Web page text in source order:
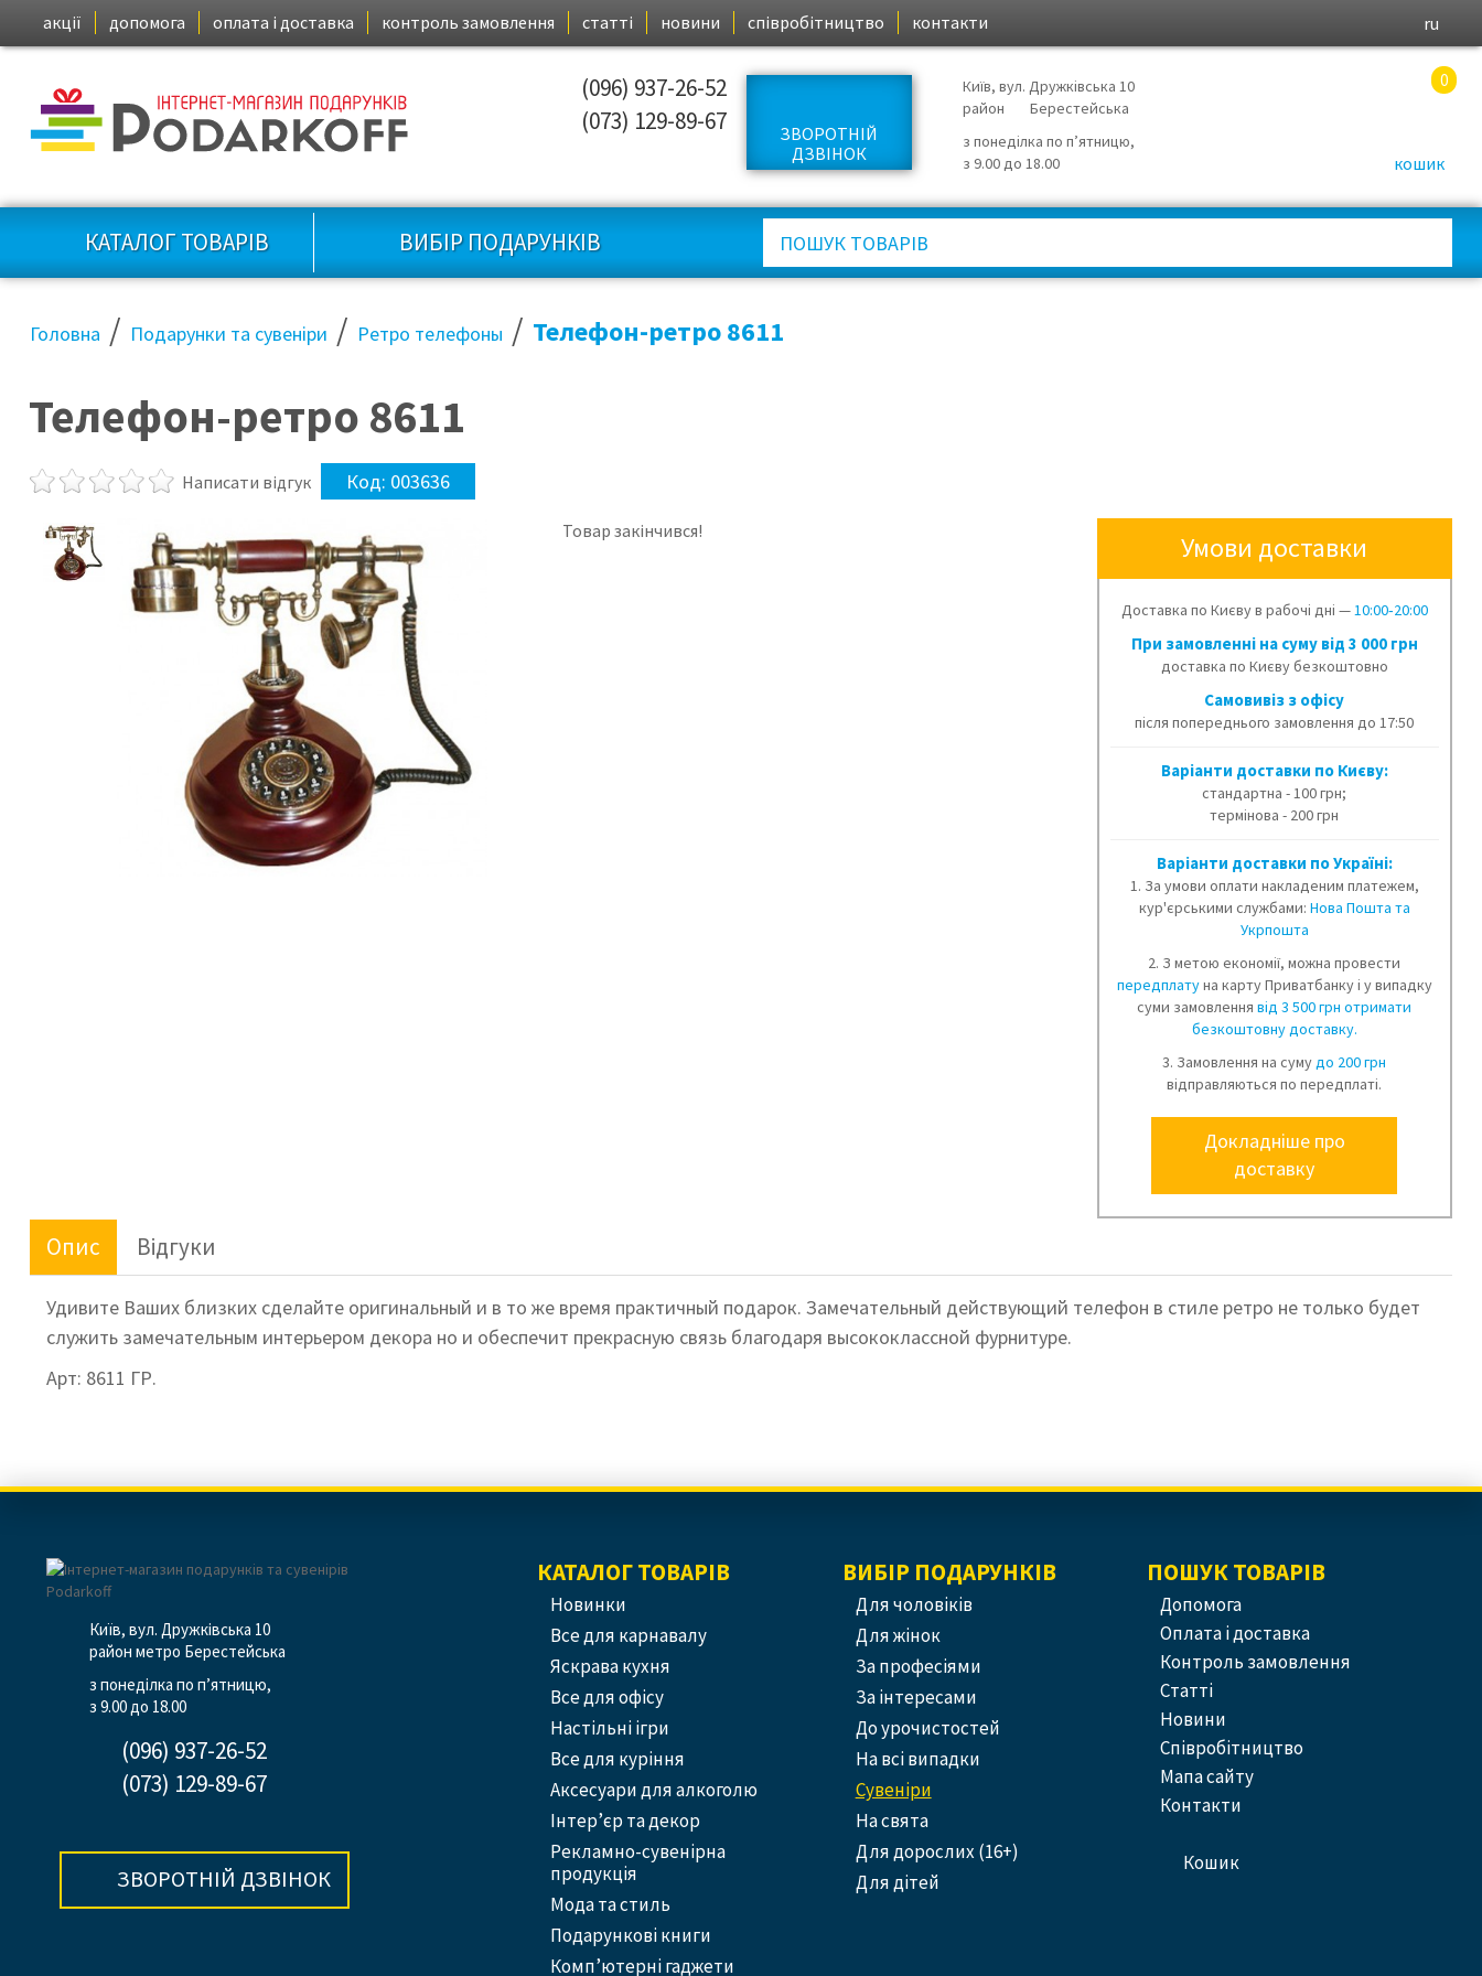
акції допомога оплата і доставка контроль замовлення статті новини співробітництво контакти ru
(096) 937-26-52
(073) 129-89-67
ЗВОРОТНІЙ
ДЗВІНОК
Київ, вул. Дружківська 10
район
Берестейська
з понеділка по п’ятницю,
з 9.00 до 18.00
0
кошик
КАТАЛОГ ТОВАРІВ ВИБІР ПОДАРУНКІВ
Головна / Подарунки та сувеніри / Ретро телефоны / Телефон-ретро 8611
Телефон-ретро 8611
Написати відгук Код: 003636
Товар закінчився! Умови доставки
Доставка по Києву в рабочі дні —10:00‑20:00
При замовленні на суму від 3 000 грн
доставка по Києву безкоштовно
Cамовивіз з офісу
після попереднього замовлення до 17:50
Варіанти доставки по Києву:
стандартна - 100 грн;
термінова - 200 грн
Варіанти доставки по Україні:
1. За умови оплати накладеним платежем,
кур'єрськими службами: Нова Пошта та
Укрпошта
2. З метою економії, можна провести
передплатуна карту Приватбанку і у випадку
суми замовленнявід 3 500 грн отримати
безкоштовну доставку.
3. Замовлення на сумудо 200 грн
відправляються по передплаті.
Докладніше про
доставку
Опис Відгуки
Удивите Ваших близких сделайте оригинальный и в то же время практичный подарок. Замечательный действующий телефон в стиле ретро не только будет
служить замечательным интерьером декора но и обеспечит прекрасную связь благодаря высококлассной фурнитуре.
Арт: 8611 ГР.
Київ, вул. Дружківська 10
район метро Берестейська
з понеділка по п’ятницю,
з 9.00 до 18.00
(096) 937-26-52
(073) 129-89-67
ЗВОРОТНІЙ ДЗВІНОК
КАТАЛОГ ТОВАРІВ
Новинки
Все для карнавалу
Яскрава кухня
Все для офісу
Настільні ігри
Все для куріння
Аксесуари для алкоголю
Інтер’єр та декор
Рекламно-сувенірна
продукція
Мода та стиль
Подарункові книги
Комп’ютерні гаджети
ВИБІР ПОДАРУНКІВ
Для чоловіків
Для жінок
За професіями
За інтересами
До урочистостей
На всі випадки
Сувеніри
На свята
Для дорослих (16+)
Для дітей
ПОШУК ТОВАРІВ
допомога
оплата і доставка
контроль замовлення
статті
новини
співробітництво
Мапа сайту
контакти
кошик